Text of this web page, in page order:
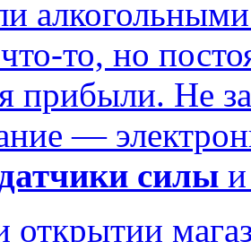
то, но
прибыли. Не
—
силы
открытии